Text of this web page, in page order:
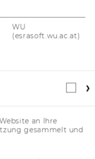
WU
(esrasoft.wu.ac.at)
an Ihre
gesammelt und